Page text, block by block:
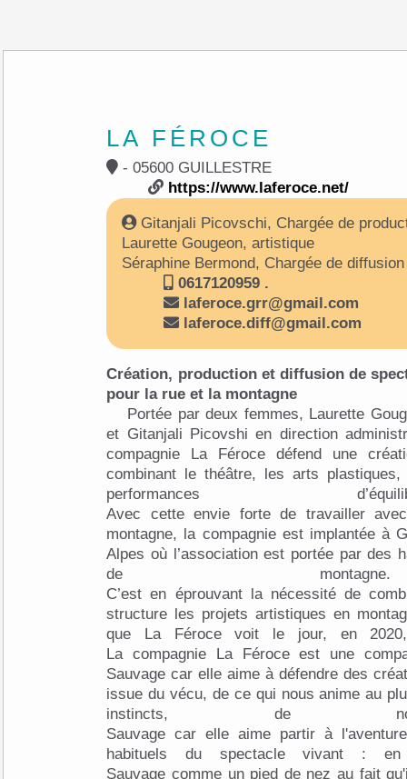
LA FÉROCE
- 05600 GUILLESTRE
https://www.laferoce.net/
Gitanjali Picovschi, Chargée de
Laurette Gougeon, artistique
Séraphine Bermond, Chargée de diffusion
0617120959 .
laferoce.grr@gmail.com
laferoce.diff@gmail.com
Création, production et diffusion de
pour la rue et la montagne
Portée par deux femmes, Laurette
et Gitanjali Picovshi en direction
compagnie La Féroce défend une
combinant le théâtre, les arts
performances
Avec cette envie forte de travailler
montagne, la compagnie est implantée à
Alpes où l’association est portée par des
de
C’est en éprouvant la nécessité de
structure les projets artistiques en
que La Féroce voit le jour, en 2020,
La compagnie La Féroce est une
Sauvage car elle aime à défendre des
issue du vécu, de ce qui nous anime au
instincts, de
Sauvage car elle aime partir à
habituels du spectacle vivant :
Sauvage comme un pied de nez au fait